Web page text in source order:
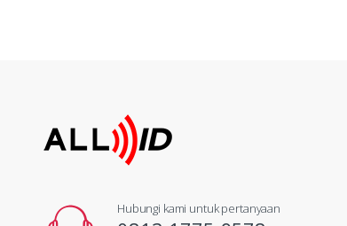
Hubungi kami untuk pertanyaan